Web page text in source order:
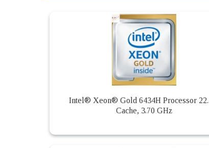
Intel® Xeon® Gold 6434H Processor
Cache, 3.70 GHz